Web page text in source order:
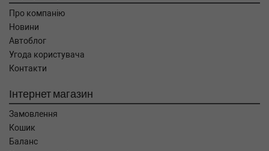
Про компанію
Новини
Автоблог
Угода користувача
Контакти
Інтернет магазин
Замовлення
Кошик
Баланс